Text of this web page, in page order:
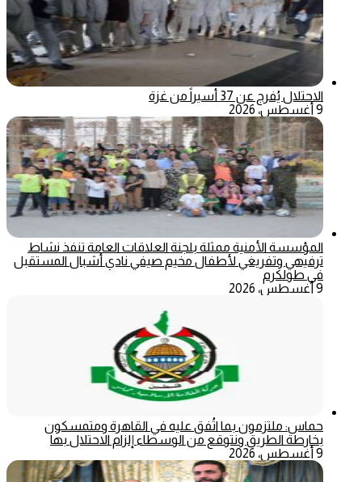
الاحتلال يُفرج عن 37 أسيراً من غزة
9 أغسطس، 2026
المؤسسة الأمنية ممثلة بلجنة العلاقات العامة تنفذ نشاط
ترفيهي وتفريغي لأطفال مخيم صيفي نادي أشبال المستقبل
في طولكرم
9 أغسطس، 2026
حماس: ملتزمون بما اتُفق عليه في القاهرة ومتمسكون
بخارطة الطريق ونتوقع من الوسطاء إلزام الاحتلال بها
9 أغسطس، 2026